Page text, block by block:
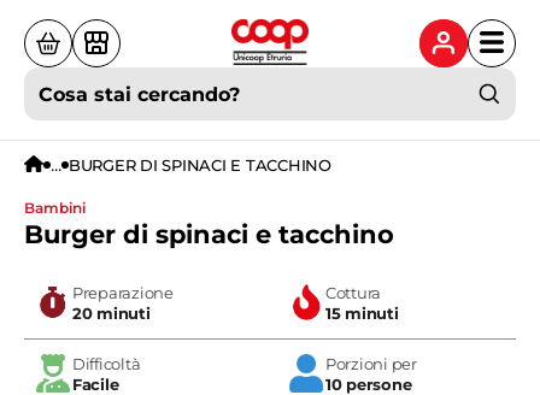
Cosa stai cercando?
... BURGER DI SPINACI E TACCHINO
bambini
Burger di spinaci e tacchino
Preparazione
20 minuti
Cottura
15 minuti
Difficoltà
Facile
Porzioni per
10 persone